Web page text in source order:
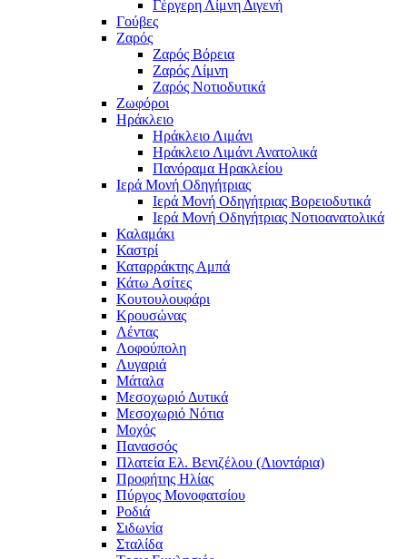
Γέργερη Λίμνη Διγενή
Γούβες
Ζαρός
Ζαρός Βόρεια
Ζαρός Λίμνη
Ζαρός Νοτιοδυτικά
Ζωφόροι
Ηράκλειο
Ηράκλειο Λιμάνι
Ηράκλειο Λιμάνι Ανατολικά
Πανόραμα Ηρακλείου
Ιερά Μονή Οδηγήτριας
Ιερά Μονή Οδηγήτριας Βορειοδυτικά
Ιερά Μονή Οδηγήτριας Νοτιοανατολικά
Καλαμάκι
Καστρί
Καταρράκτης Αμπά
Κάτω Ασίτες
Κουτουλουφάρι
Κρουσώνας
Λέντας
Λοφούπολη
Λυγαριά
Μάταλα
Μεσοχωριό Δυτικά
Μεσοχωριό Νότια
Μοχός
Πανασσός
Πλατεία Ελ. Βενιζέλου (Λιοντάρια)
Προφήτης Ηλίας
Πύργος Μονοφατσίου
Ροδιά
Σιδωνία
Σταλίδα